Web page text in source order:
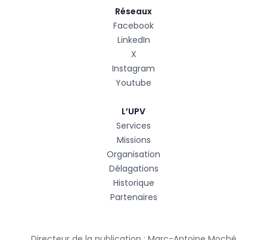
Réseaux
Facebook
LinkedIn
X
Instagram
Youtube
L’UPV
Services
Missions
Organisation
Délagations
Historique
Partenaires